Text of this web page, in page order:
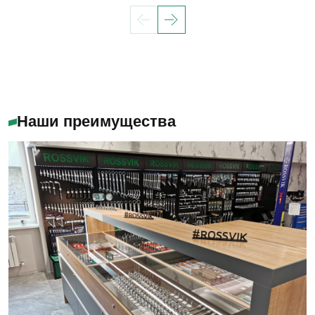
Наши преимущества